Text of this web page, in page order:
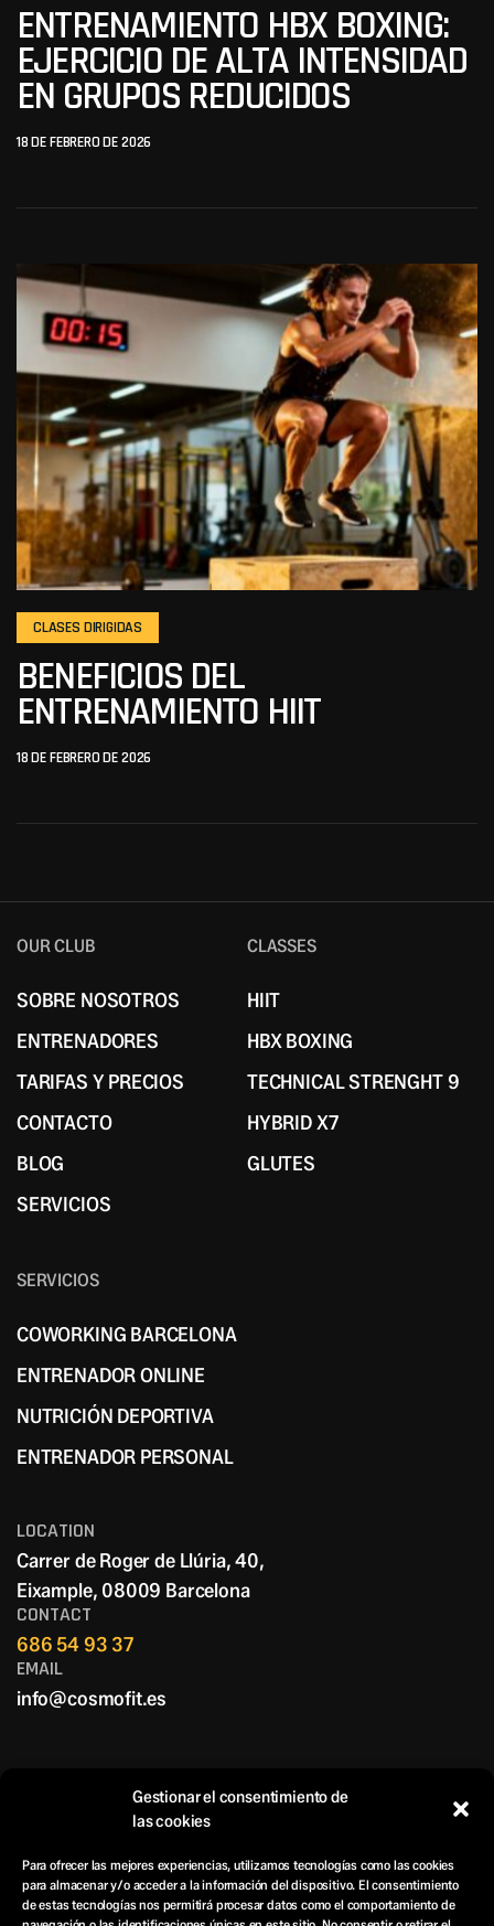
Gestionar el consentimiento de
las cookies
Para ofrecer las mejores experiencias, utilizamos tecnologías como las cookies
para almacenar y/o acceder a la información del dispositivo. El consentimiento
de estas tecnologías nos permitirá procesar datos como el comportamiento de
ENTRENAMIENTO HBX BOXING:
EJERCICIO DE ALTA INTENSIDAD
EN GRUPOS REDUCIDOS
18 DE FEBRERO DE 2026
CLASES DIRIGIDAS
BENEFICIOS DEL
ENTRENAMIENTO HIIT
18 DE FEBRERO DE 2026
OUR CLUB
SOBRE NOSOTROS
SOBRE NOSOTROS
ENTRENADORES
ENTRENADORES
TARIFAS Y PRECIOS
TARIFAS Y PRECIOS
CONTACTO
CONTACTO
BLOG
BLOG
SERVICIOS
CLASSES
HIIT
HIIT
HBX BOXING
HBX BOXING
TECHNICAL STRENGHT 9
TECHNICAL STRENGHT 9
HYBRID X7
HYBRID X7
GLUTES
SERVICIOS
COWORKING BARCELONA
COWORKING BARCELONA
ENTRENADOR ONLINE
ENTRENADOR ONLINE
NUTRICIÓN DEPORTIVA
NUTRICIÓN DEPORTIVA
ENTRENADOR PERSONAL
LOCATION
Carrer de Roger de Llúria, 40,
Eixample, 08009 Barcelona
CONTACT
686 54 93 37
EMAIL
info@cosmofit.es
COSMOFIT